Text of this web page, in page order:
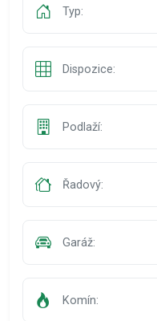
Typ:
Dispozice:
Podlaží:
Řadový:
Garáž:
Komín: